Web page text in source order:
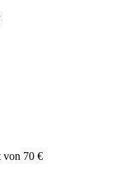
von 70 €